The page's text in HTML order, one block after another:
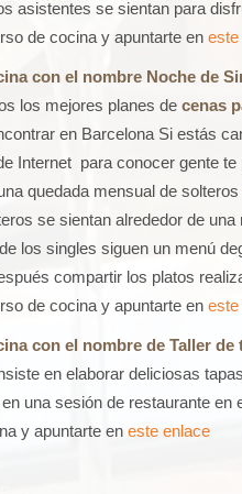
asistentes se sientan para
de cocina y apuntarte en este
con el nombre Noche de
los mejores planes de cenas
en Barcelona Si estás
Internet para conocer gente
quedada mensual de solteros
se sientan alrededor de una
los singles siguen un menú
compartir los platos
de cocina y apuntarte en este
con el nombre de Taller de
en elaborar deliciosas
una sesión de restaurante
y apuntarte en este enlace